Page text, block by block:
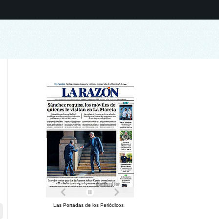
Las Portadas de los Periódicos